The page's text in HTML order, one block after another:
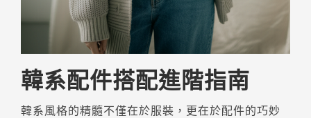
韓系配件搭配進階指南
韓系風格的精髓不僅在於服裝，更在於配件的巧妙